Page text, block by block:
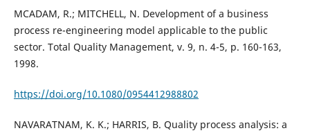
MCADAM, R.; MITCHELL, N. Development of a business
process re-engineering model applicable to the public
sector. Total Quality Management, v. 9, n. 4-5, p. 160-163,
1998.
https://doi.org/10.1080/0954412988802
NAVARATNAM, K. K.; HARRIS, B. Quality process analysis: a